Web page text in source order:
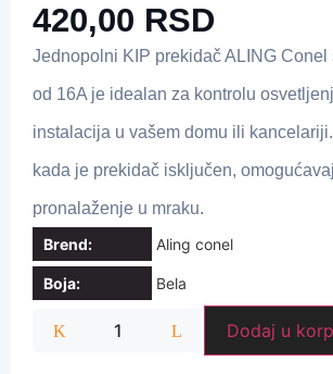
420,00 RSD
Jednopolni KIP prekidač ALING
od 16A je idealan za kontrolu
instalacija u vašem domu ili
kada je prekidač isključen,
pronalaženje u mraku.
Brend:
Aling conel
Boja: Bela
Dodaj u